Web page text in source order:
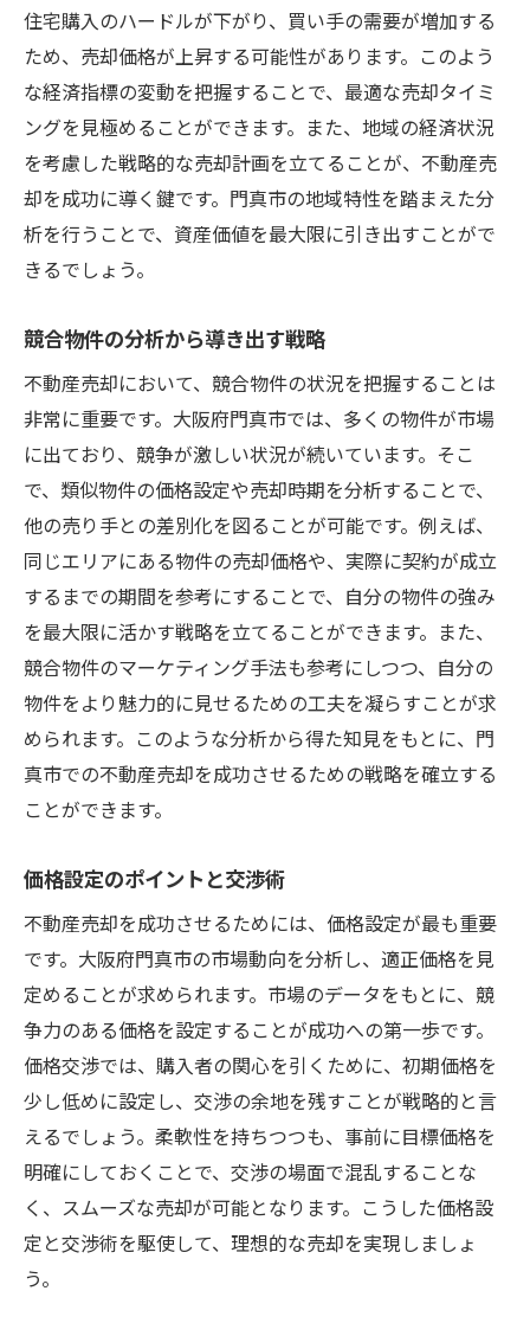
住宅購入のハードルが下がり、買い手の需要が増加する
ため、売却価格が上昇する可能性があります。このよう
な経済指標の変動を把握することで、最適な売却タイミ
ングを見極めることができます。また、地域の経済状況
を考慮した戦略的な売却計画を立てることが、不動産売
却を成功に導く鍵です。門真市の地域特性を踏まえた分
析を行うことで、資産価値を最大限に引き出すことがで
きるでしょう。
競合物件の分析から導き出す戦略
不動産売却において、競合物件の状況を把握することは
非常に重要です。大阪府門真市では、多くの物件が市場
に出ており、競争が激しい状況が続いています。そこ
で、類似物件の価格設定や売却時期を分析することで、
他の売り手との差別化を図ることが可能です。例えば、
同じエリアにある物件の売却価格や、実際に契約が成立
するまでの期間を参考にすることで、自分の物件の強み
を最大限に活かす戦略を立てることができます。また、
競合物件のマーケティング手法も参考にしつつ、自分の
物件をより魅力的に見せるための工夫を凝らすことが求
められます。このような分析から得た知見をもとに、門
真市での不動産売却を成功させるための戦略を確立する
ことができます。
価格設定のポイントと交渉術
不動産売却を成功させるためには、価格設定が最も重要
です。大阪府門真市の市場動向を分析し、適正価格を見
定めることが求められます。市場のデータをもとに、競
争力のある価格を設定することが成功への第一歩です。
価格交渉では、購入者の関心を引くために、初期価格を
少し低めに設定し、交渉の余地を残すことが戦略的と言
えるでしょう。柔軟性を持ちつつも、事前に目標価格を
明確にしておくことで、交渉の場面で混乱することな
く、スムーズな売却が可能となります。こうした価格設
定と交渉術を駆使して、理想的な売却を実現しましょ
う。